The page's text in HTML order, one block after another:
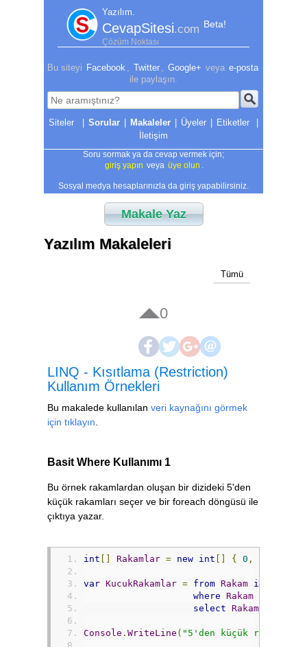
Yazılım.
CevapSitesi.com Beta!
Çözüm Noktası
Bu siteyi Facebook Twitter Google+ veya e-posta
ile paylaşın.
| Sorular | Makaleler | Üyeler | Etiketler
|
İletişim
Soru sormak ya da cevap vermek için;
giriş yapın veya üye olun
Sosyal medya hesaplarınızla da giriş yapabilirsiniz.
Makale Yaz
Yazılım Makaleleri
Tümü
0
LINQ - Kısıtlama (Restriction)
Kullanım Örnekleri
Bu makalede kullanılan veri kaynağını görmek
için tıklayın
Basit Where Kullanımı 1
Bu örnek rakamlardan oluşan bir dizideki 5'den
küçük rakamları seçer ve bir foreach döngüsü ile
çıktıya yazar.
int Rakamlar = new int { 0 ,
var KucukRakamlar = from Rakam in
where Rakam
select Rakam
Console . WriteLine ( "5'den küçük